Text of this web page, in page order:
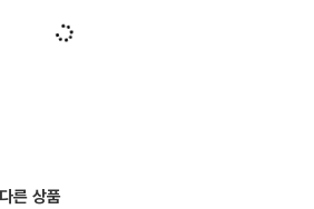
른 상품